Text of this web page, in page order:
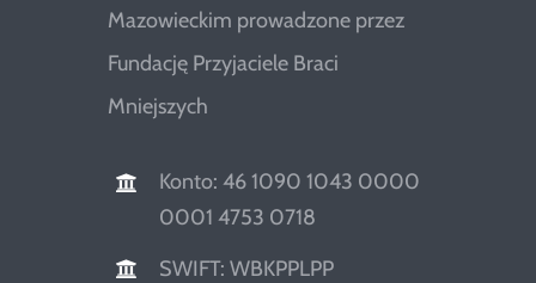
Mazowieckim prowadzone przez
Fundację Przyjaciele Braci
Mniejszych
Konto: 46 1090 1043 0000
0001 4753 0718
SWIFT: WBKPPLPP